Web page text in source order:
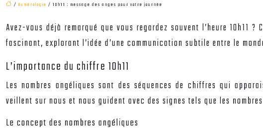
/ Numérologie / 10h11 : message des anges pour votre journée
Avez-vous déjà remarqué que vous regardez souvent l’heure
fascinant, explorant l’idée d’une communication subtile entre le
L’importance du chiffre 10h11
Les nombres angéliques sont des séquences de chiffres qui
veillent sur nous et nous guident avec des signes tels que les
Le concept des nombres angéliques